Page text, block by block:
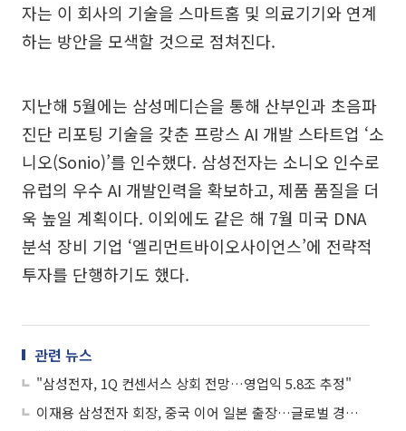
자는 이 회사의 기술을 스마트홈 및 의료기기와 연계
하는 방안을 모색할 것으로 점쳐진다.
지난해 5월에는 삼성메디슨을 통해 산부인과 초음파
진단 리포팅 기술을 갖춘 프랑스 AI 개발 스타트업 ‘소
니오(Sonio)’를 인수했다. 삼성전자는 소니오 인수로
유럽의 우수 AI 개발인력을 확보하고, 제품 품질을 더
욱 높일 계획이다. 이외에도 같은 해 7월 미국 DNA
분석 장비 기업 ‘엘리먼트바이오사이언스’에 전략적
투자를 단행하기도 했다.
관련 뉴스
"삼성전자, 1Q 컨센서스 상회 전망…영업익 5.8조 추정"
이재용 삼성전자 회장, 중국 이어 일본 출장…글로벌 경영 속도